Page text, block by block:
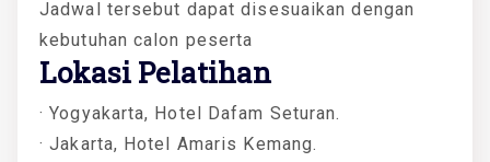
Jadwal tersebut dapat disesuaikan dengan
kebutuhan calon peserta
Lokasi Pelatihan
· Yogyakarta, Hotel Dafam Seturan.
· Jakarta, Hotel Amaris Kemang.